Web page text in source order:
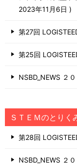
2023年11月6日
第27回
第25回
NSBD_NEWS ２
ＳＴＥＭのとりく
第28回
NSBD_NEWS ２